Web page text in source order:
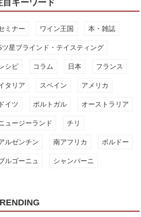
目キーワード
ミナー ワイン王国 本・雑誌
ツ星ブラインド・テイスティング
シピ コラム 日本 フランス
タリア スペイン アメリカ
ドイツ ポルトガル オーストラリア
ュージーランド チリ
ルゼンチン 南アフリカ ボルドー
ルゴーニュ シャンパーニ